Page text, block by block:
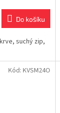
Do košíku
suchý zip,
Kód: KVSM24O